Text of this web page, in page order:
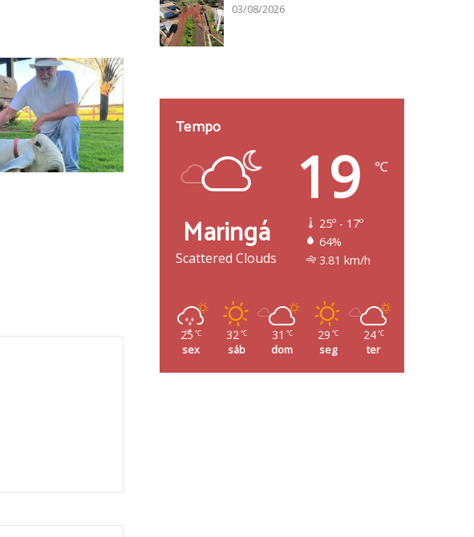
03/08/2026
Tempo
Maringá
Scattered Clouds
19 ℃
25º - 17º
64%
3.81 km/h
25 ℃
sex
32 ℃
sáb
31 ℃
dom
29 ℃
seg
24 ℃
ter